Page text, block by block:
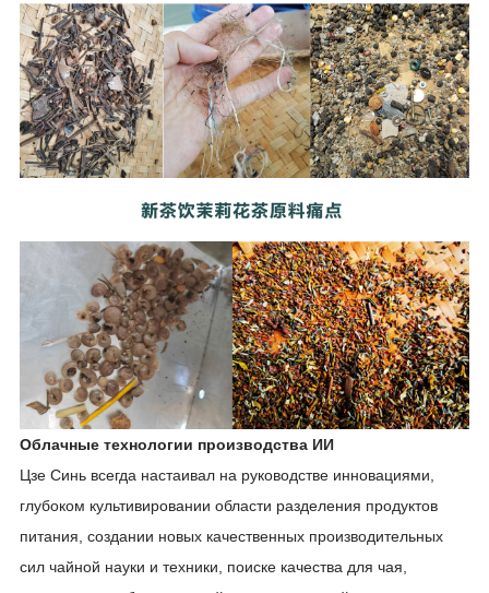
Облачные технологии производства ИИ
Цзе Синь всегда настаивал на руководстве инновациями,
глубоком культивировании области разделения продуктов
питания, создании новых качественных производительных
сил чайной науки и техники, поиске качества для чая,